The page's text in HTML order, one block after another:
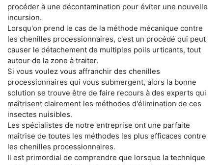
procéder à une décontamination pour éviter une nouvelle
incursion.
Lorsqu'on prend le cas de la méthode mécanique contre
les chenilles processionnaires, c'est un procédé qui peut
causer le détachement de multiples poils urticants, tout
autour de la zone à traiter.
Si vous voulez vous affranchir des chenilles
processionnaires qui vous submergent, alors la bonne
solution se trouve être de faire recours à des experts qui
maîtrisent clairement les méthodes d'élimination de ces
insectes nuisibles.
Les spécialistes de notre entreprise ont une parfaite
maîtrise de toutes les méthodes les plus efficaces contre
les chenilles processionnaires.
Il est primordial de comprendre que lorsque la technique